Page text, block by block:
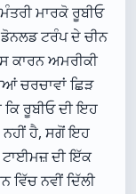
ਮਾਰਕੋ ਰੂਬੀਓ
ਡੋਨਲਡ ਟਰੰਪ ਦੇ ਚੀਨ
ਕਾਰਨ ਅਮਰੀਕੀ
ਚਰਚਾਵਾਂ ਛਿੜ
ਰੂਬੀਓ ਦੀ ਇਹ
ਨਹੀਂ ਹੈ, ਸਗੋਂ ਇਹ
ਟਾਈਮਜ਼ ਦੀ ਇੱਕ
ਵਿੱਚ ਨਵੀਂ ਦਿੱਲੀ